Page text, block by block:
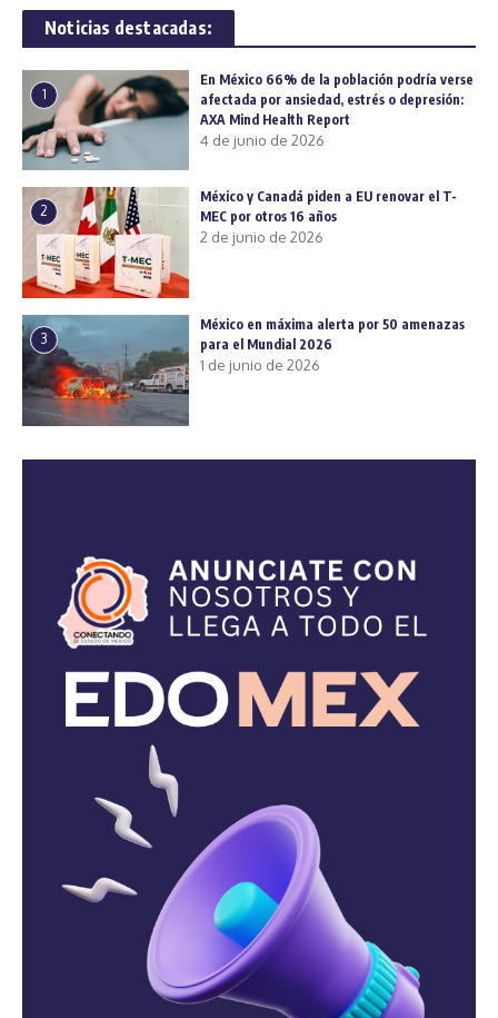
Noticias destacadas:
1
En México 66% de la población podría verse
afectada por ansiedad, estrés o depresión:
AXA Mind Health Report
4 de junio de 2026
2
México y Canadá piden a EU renovar el T-
MEC por otros 16 años
2 de junio de 2026
3
México en máxima alerta por 50 amenazas
para el Mundial 2026
1 de junio de 2026